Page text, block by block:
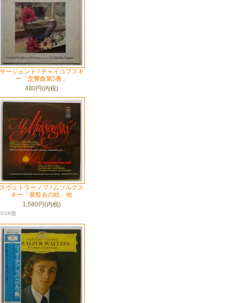
ージェント / チャイコフスキ
ー「交響曲第5番」
480円(内税)
ヴェトラーノフ / ムソルグス
キー「展覧会の絵」他
1,580円(内税)
盤